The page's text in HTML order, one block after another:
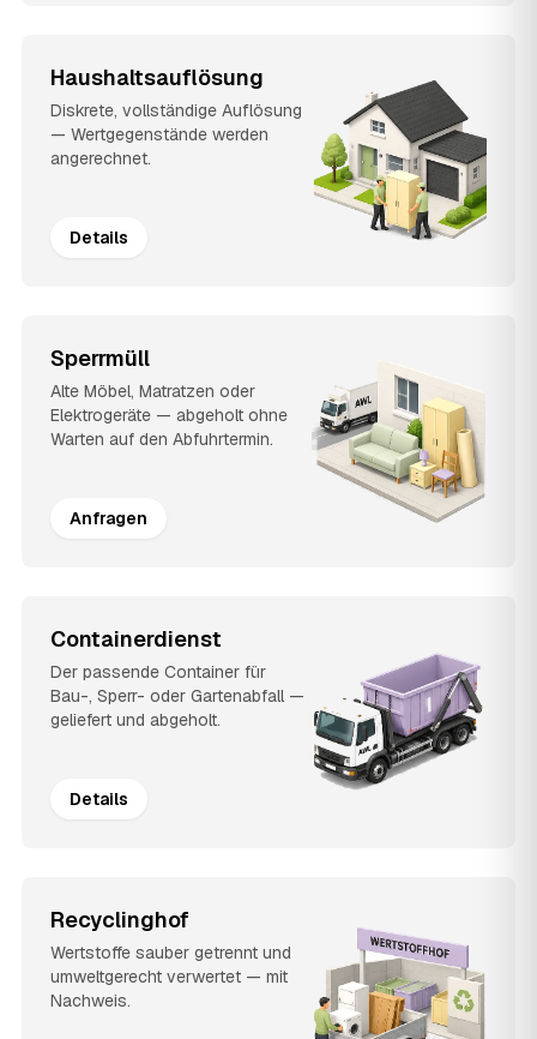
Haushaltsauflösung
Diskrete, vollständige Auflösung
— Wertgegenstände werden
angerechnet.
Details
Sperrmüll
Alte Möbel, Matratzen oder
Elektrogeräte — abgeholt ohne
Warten auf den Abfuhrtermin.
Anfragen
Containerdienst
Der passende Container für
Bau-, Sperr- oder Gartenabfall —
geliefert und abgeholt.
Details
Recyclinghof
Wertstoffe sauber getrennt und
umweltgerecht verwertet — mit
Nachweis.